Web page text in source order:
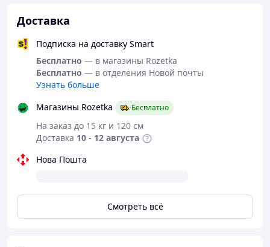
-Основное грузовое
-Отделение (админ)
-Дополнительное
молнии на верхнем
-Отделение под
гидрационную систему
Доставка
Подписка на доставку Smart
Бесплатно — в магазины Rozetka
Бесплатно — в отделения Новой почты
Узнать больше
Магазины Rozetka
Бесплатно
На заказ до 15 кг и 120 см
Доставка 10 - 12 августа
Нова Пошта
Смотреть всё